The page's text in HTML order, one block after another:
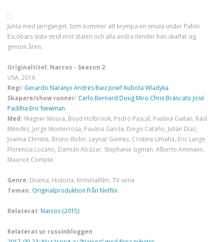
Junta med järngänget. Som kommer att krympa en smula under Pablo
Escobars sista strid mot staten och alla andra fiender han skaffat sig
genom åren.
Originaltitel: Narcos - Season 2
USA, 2016
Regi: Gerardo Naranjo Andrés BaizJosef Kubota Wladyka
Skapare/show runner: Carlo Bernard Doug Miro Chris Brancato José
Padilha Eric Newman
Med: Wagner Moura, Boyd Holbrook, Pedro Pascal, Paulina Gaitan, Raúl
Méndez, Jorge Monterrosa, Paulina García, Diego Cataño, Julián Díaz,
Joanna Christie, Bruno Bichir, Leynar Gomez, Cristina Umaña, Eric Lange,
Florencia Lozano, Damián Alcázar, Stephanie Sigman, Alberto Ammann,
Maurice Compte
Genre: Drama, Historia, Kriminalfilm, TV-serie
Teman: Originalproduktion från Netflix
Relaterat: Narcos (2015)
Relaterat ur russinbloggen